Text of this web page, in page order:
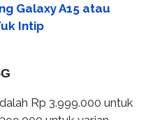
Galaxy A15 atau
Intip
Rp 3.999.000 untuk